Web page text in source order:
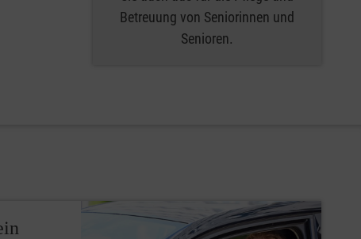
Betreuung von Seniorinnen und
Senioren.